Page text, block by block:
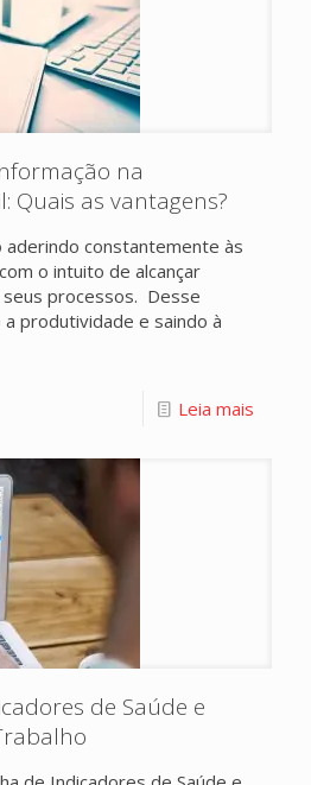
na
Quais as vantagens?
constantemente às
o intuito de alcançar
processos. Desse
produtividade e saindo à
Leia mais
de Saúde e